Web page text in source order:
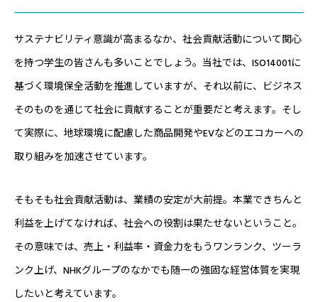
サステナビリティ意識が高まるなか、社会貢献活動について関心
を持つ学生の皆さんも多いことでしょう。当社では、ISO14001に
基づく環境保全活動を推進していますが、それ以前に、ビジネス
そのものを通じて社会に貢献することが重要だと考えます。そし
て実際に、地球環境に配慮した商品開発やEVなどのエコカーへの
取り組みを加速させています。
そもそも社会貢献活動は、業績の安定が大前提。本業できちんと
利益を上げてなければ、社会への役割は果たせないということ。
その意味では、売上・利益率・資金力をもうワンランク、ツーラ
ンク上げ、NHKグループのなかでも随一の強固な経営体質を実現
したいと考えています。